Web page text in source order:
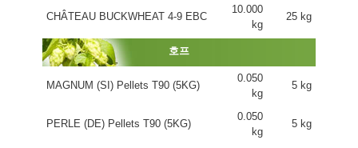
CHÂTEAU BUCKWHEAT 4-9 EBC
10.000
kg
25 kg
호프
MAGNUM (SI) Pellets T90 (5KG)
0.050
kg
5 kg
PERLE (DE) Pellets T90 (5KG)
0.050
kg
5 kg